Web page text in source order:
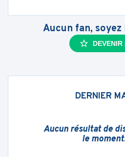
Aucun fan,
DEVENIR
DERNIER
Aucun résultat de
le